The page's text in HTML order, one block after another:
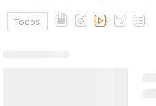
Todos